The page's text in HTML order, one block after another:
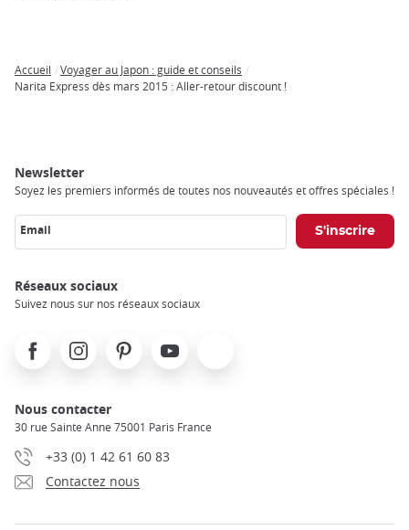
Breadcrumb
Accueil
Voyager au Japon : guide et conseils
Narita Express dès mars 2015 : Aller-retour discount !
Newsletter
Soyez les premiers informés de toutes nos nouveautés et offres spéciales !
Email
Réseaux sociaux
Suivez nous sur nos réseaux sociaux
FacebookInstagramPinterest Youtube
Nous contacter
30 rue Sainte Anne 75001 Paris France
+33 (0) 1 42 61 60 83
Contactez nous